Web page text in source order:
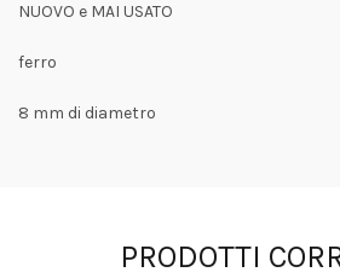
NUOVO e MAI USATO
ferro
8 mm di diametro
PRODOTTI